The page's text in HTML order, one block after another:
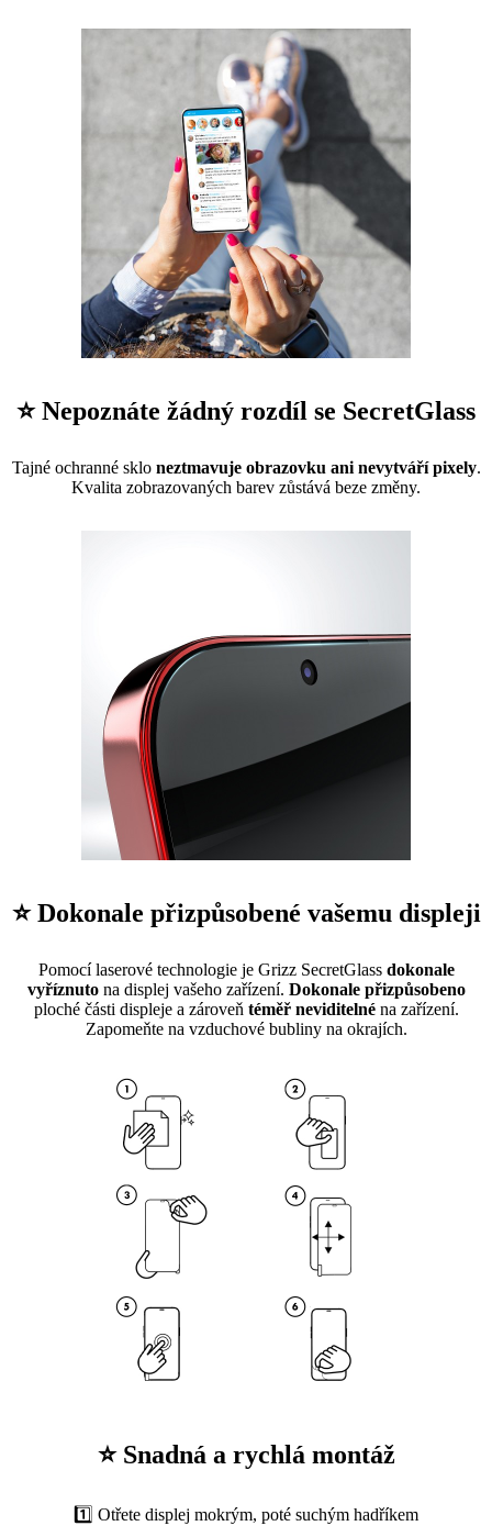
⭐ Nepoznáte žádný rozdíl se SecretGlass
Tajné ochranné sklo neztmavuje obrazovku ani nevytváří pixely.
Kvalita zobrazovaných barev zůstává beze změny.
⭐ Dokonale přizpůsobené vašemu displeji
Pomocí laserové technologie je Grizz SecretGlass dokonale
vyříznutona displej vašeho zařízení. Dokonale přizpůsobeno
ploché části displeje a zároveň téměř neviditelnéna zařízení.
Zapomeňte na vzduchové bubliny na okrajích.
⭐ Snadná a rychlá montáž
1️⃣ Otřete displej mokrým, poté suchým hadříkem